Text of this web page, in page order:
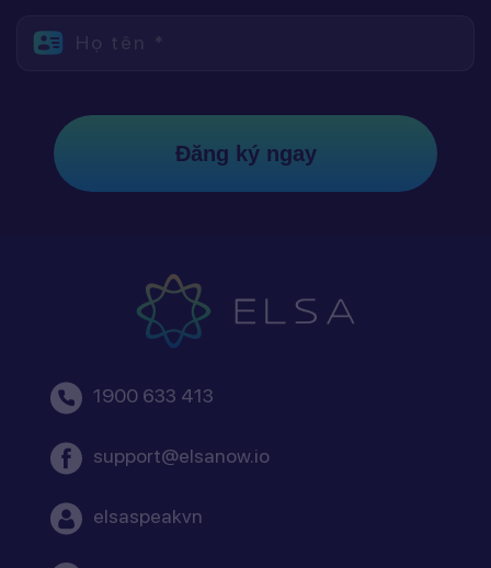
Họ tên *
Đăng ký ngay
1900 633 413
support@elsanow.io
elsaspeakvn